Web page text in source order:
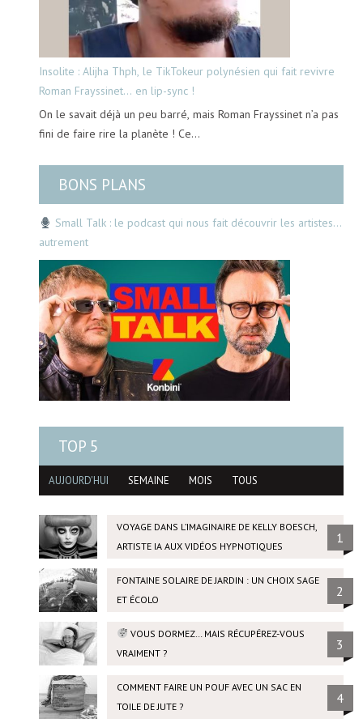
Insolite : Alijha Thph, le TikTokeur polynésien qui fait revivre
Roman Frayssinet… en lip-sync !
On le savait déjà un peu barré, mais Roman Frayssinet n’a pas
fini de faire rire la planète ! Ce…
BONS PLANS
Small Talk : le podcast qui nous fait découvrir les artistes…
autrement
TOP 5
AUJOURD'HUI SEMAINE MOIS TOUS
VOYAGE DANS L’IMAGINAIRE DE KELLY BOESCH,
ARTISTE IA AUX VIDÉOS HYPNOTIQUES
1
FONTAINE SOLAIRE DE JARDIN : UN CHOIX SAGE
ET ÉCOLO
2
VOUS DORMEZ… MAIS RÉCUPÉREZ-VOUS
VRAIMENT ?
3
COMMENT FAIRE UN POUF AVEC UN SAC EN
TOILE DE JUTE ?
4